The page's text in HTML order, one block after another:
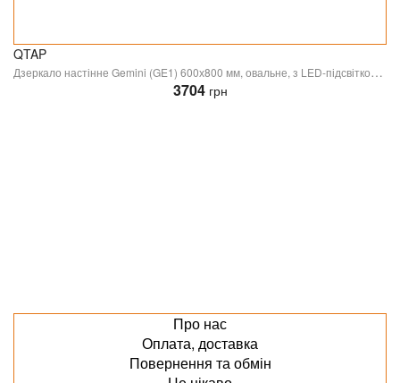
QTAP
Дзеркало настінне Gemini (GE1) 600х800 мм, овальне, з LED-підсвіткою Touch, антизапотіванням, димером, рег. темп. кольору (3000-6500K) Qtap
3704грн
Про нас
Оплата, доставка
Повернення та обмін